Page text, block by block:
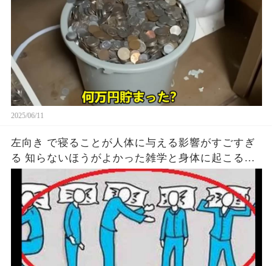
2025/06/11
左向き で寝ることが人体に与える影響がすごすぎ
る 知らないほうがよかった雑学と身体に起こる現
象がヤバい… 驚くべき 大人の 面白いけど知ると後
悔